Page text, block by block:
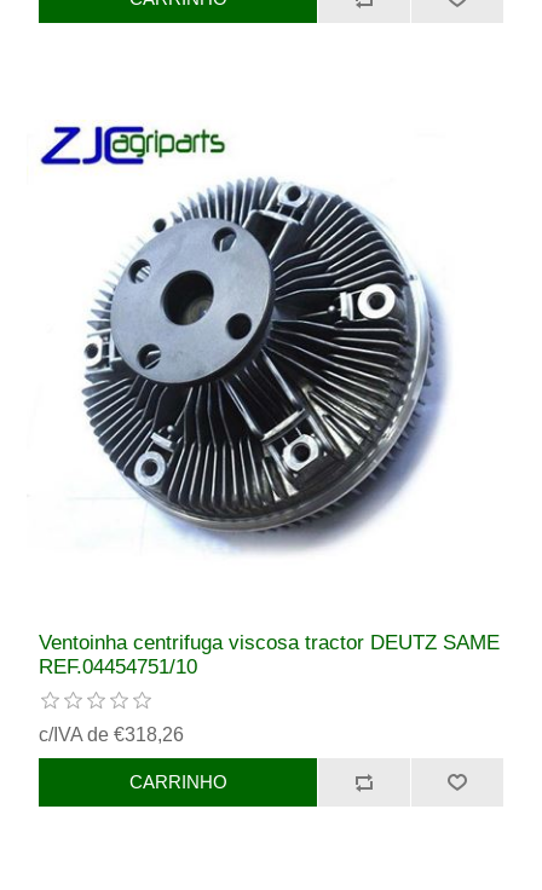
Ventoinha centrifuga viscosa tractor DEUTZ SAME
REF.04454751/10
c/IVA de €318,26